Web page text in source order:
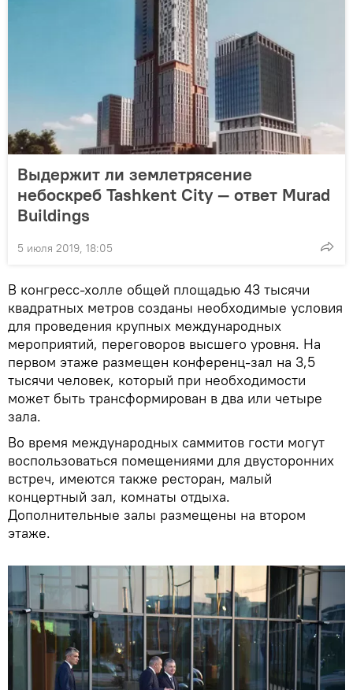
Выдержит ли землетрясение
небоскреб Tashkent City — ответ Murad
Buildings
5 июля 2019, 18:05
В конгресс-холле общей площадью 43 тысячи
квадратных метров созданы необходимые условия
для проведения крупных международных
мероприятий, переговоров высшего уровня. На
первом этаже размещен конференц-зал на 3,5
тысячи человек, который при необходимости
может быть трансформирован в два или четыре
зала.
Во время международных саммитов гости могут
воспользоваться помещениями для двусторонних
встреч, имеются также ресторан, малый
концертный зал, комнаты отдыха.
Дополнительные залы размещены на втором
этаже.